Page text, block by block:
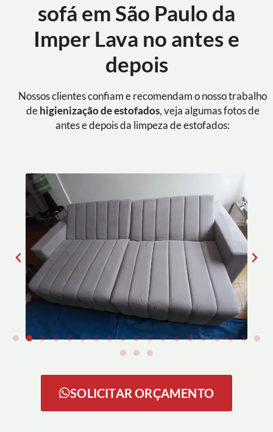
sofá em São Paulo da
Imper Lava no antes e
depois
Nossos clientes confiam e recomendam o nosso trabalho
de higienização de estofados, veja algumas fotos de
antes e depois da limpeza de estofados:
SOLICITAR ORÇAMENTO